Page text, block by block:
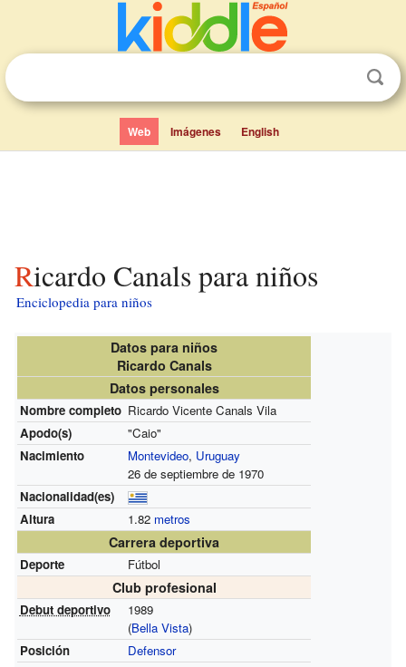
Web Imágenes English
Ricardo Canals para niños
Enciclopedia para niños
Datos para niños
Ricardo Canals
Datos personales
Nombre completo Ricardo Vicente Canals Vila
Apodo(s)
"Caio"
Nacimiento
Montevideo, Uruguay
26 de septiembre de 1970
Nacionalidad(es)
Altura
1.82 metros
Carrera deportiva
Deporte Fútbol
Club profesional
Debut deportivo
1989
(Bella Vista)
Posición
Defensor